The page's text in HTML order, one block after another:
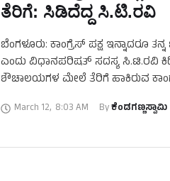
ತೆರಿಗೆ: ಸಿಡಿದೆದ್ದ ಸಿ.ಟಿ.ರವಿ
ಬೆಂಗಳೂರು: ಕಾಂಗ್ರೆಸ್‌ ಪಕ್ಷ ಇನ್ನಾದರೂ
ಎಂದು ವಿಧಾನಪರಿಷತ್‌ ಸದಸ್ಯ ಸಿ.ಟಿ.ರವಿ
ಶೌಚಾಲಯಗಳ ಮೇಲೆ ತೆರಿಗೆ ಹಾಕಿರುವ
March 12, 8:03 AM By ಕೆಂಡಗಣ್ಣಸ್ವಾಮಿ